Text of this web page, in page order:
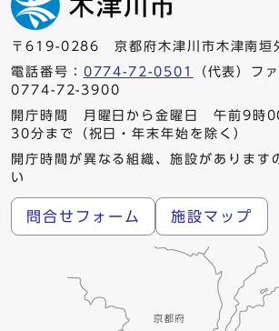
〒619-0286 京都府木津川市木津南垣
電話番号： 0774-72-0501
（代表）フ
0774-72-3900
開庁時間 月曜日から金曜日 午前9時
30分まで（祝日・年末年始を除く）
開庁時間が異なる組織、施設があります
い
問合せフォーム 施設マップ